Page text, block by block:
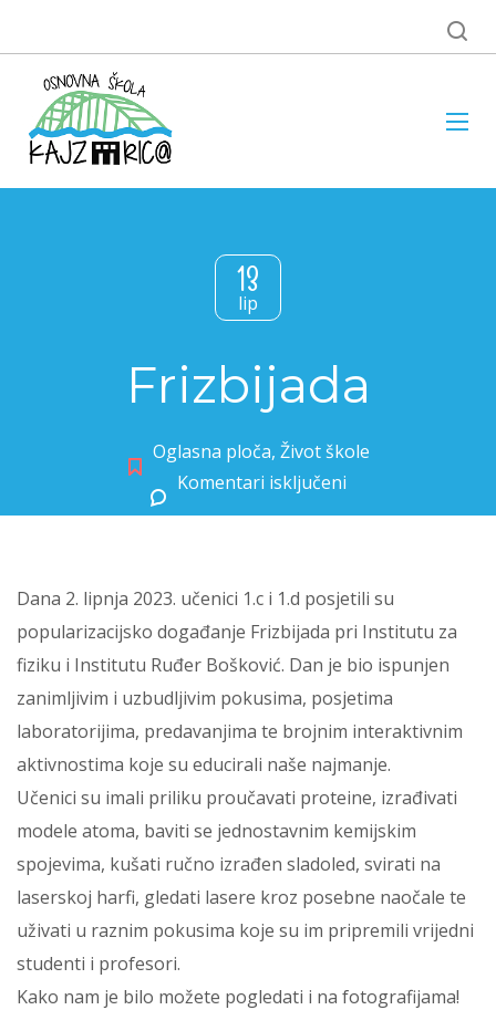
13
lip
Frizbijada
Oglasna ploča, Život škole
Komentari isključeni
Dana 2. lipnja 2023. učenici 1.c i 1.d posjetili su
popularizacijsko događanje Frizbijada pri Institutu za
fiziku i Institutu Ruđer Bošković. Dan je bio ispunjen
zanimljivim i uzbudljivim pokusima, posjetima
laboratorijima, predavanjima te brojnim interaktivnim
aktivnostima koje su educirali naše najmanje.
Učenici su imali priliku proučavati proteine, izrađivati
modele atoma, baviti se jednostavnim kemijskim
spojevima, kušati ručno izrađen sladoled, svirati na
laserskoj harfi, gledati lasere kroz posebne naočale te
uživati u raznim pokusima koje su im pripremili vrijedni
studenti i profesori.
Kako nam je bilo možete pogledati i na fotografijama!